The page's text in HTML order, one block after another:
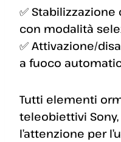
✅
con modalità
✅ Attivazione/
a fuoco
Tutti elementi
teleobiettivi
l’attenzione per